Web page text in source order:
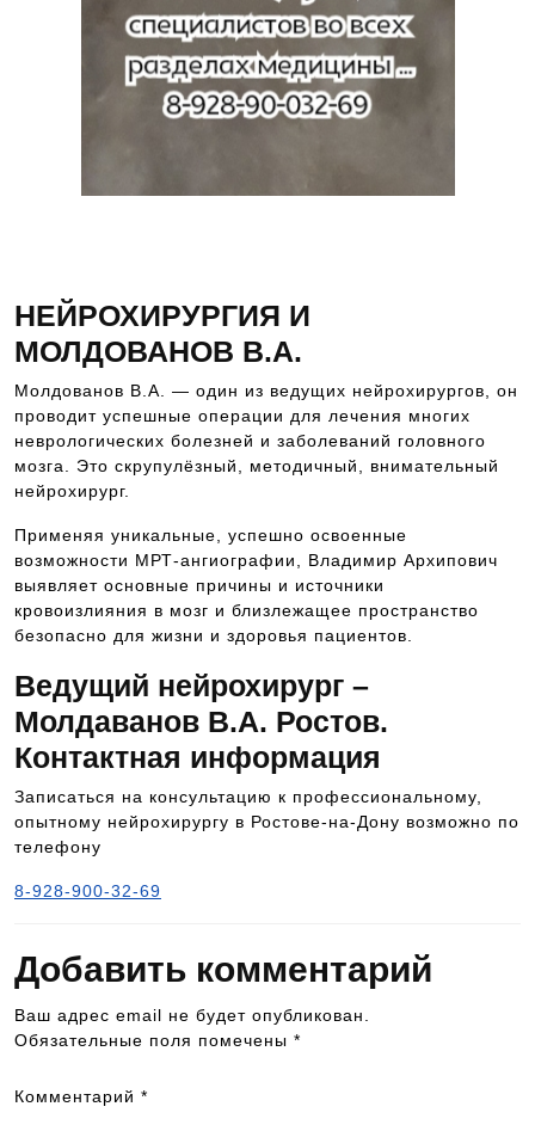
НЕЙРОХИРУРГИЯ И
МОЛДОВАНОВ В.А.
Молдованов В.А. — один из ведущих нейрохирургов, он
проводит успешные операции для лечения многих
неврологических болезней и заболеваний головного
мозга. Это скрупулёзный, методичный, внимательный
нейрохирург.
Применяя уникальные, успешно освоенные
возможности МРТ-ангиографии, Владимир Архипович
выявляет основные причины и источники
кровоизлияния в мозг и близлежащее пространство
безопасно для жизни и здоровья пациентов.
Ведущий нейрохирург –
Молдаванов В.А. Ростов.
Контактная информация
Записаться на консультацию к профессиональному,
опытному нейрохирургу в Ростове-на-Дону возможно по
телефону
8-928-900-32-69
Добавить комментарий
Ваш адрес email не будет опубликован.
Обязательные поля помечены *
Комментарий *